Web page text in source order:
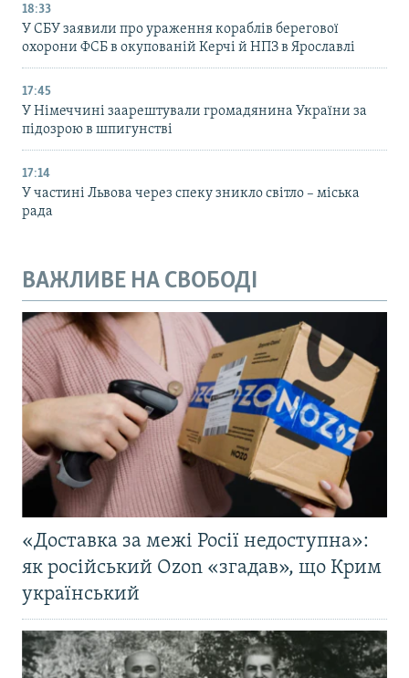
18:33
У СБУ заявили про ураження кораблів берегової
охорони ФСБ в окупованій Керчі й НПЗ в Ярославлі
17:45
У Німеччині заарештували громадянина України за
підозрою в шпигунстві
17:14
У частині Львова через спеку зникло світло – міська
рада
ВАЖЛИВЕ НА СВОБОДІ
«Доставка за межі Росії недоступна»:
як російський Ozon «згадав», що Крим
український